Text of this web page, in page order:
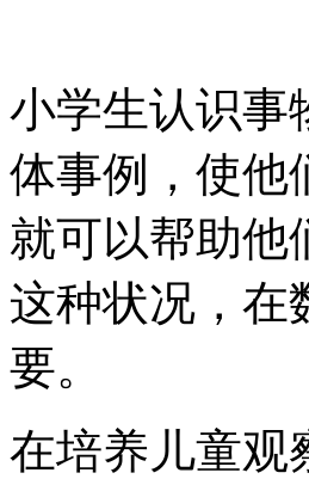
小学生认识事
体事例，使他
就可以帮助他
这种状况，在
要。
在培养儿童观